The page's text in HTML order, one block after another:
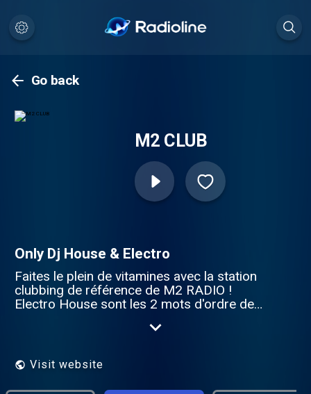
Go back
M2 CLUB
Only Dj House & Electro
Faites le plein de vitamines avec la station
clubbing de référence de M2 RADIO !
Electro House sont les 2 mots d'ordre de
Visit website